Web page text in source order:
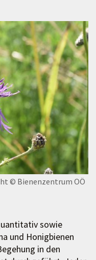
© Bienenzentrum OÖ
sowie
und Honigbienen
in den